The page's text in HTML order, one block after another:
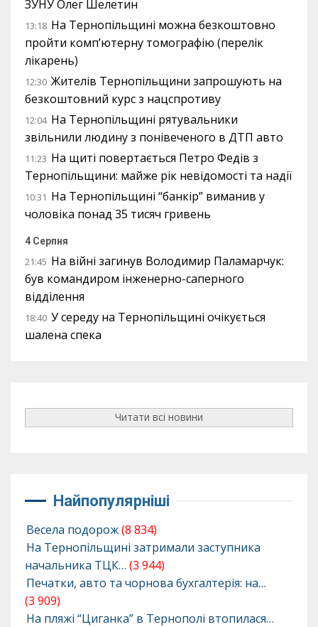
ЗУНУ Олег Шелетин
13:18 На Тернопільщині можна безкоштовно
пройти комп’ютерну томографію (перелік
лікарень)
12:30 Жителів Тернопільщини запрошують на
безкоштовний курс з нацспротиву
12:04 На Тернопільщині рятувальники
звільнили людину з понівеченого в ДТП авто
11:23 На щиті повертається Петро Федів з
Тернопільщини: майже рік невідомості та надії
10:31 На Тернопільщині “банкір” виманив у
чоловіка понад 35 тисяч гривень
4 Серпня
21:45 На війні загинув Володимир Паламарчук:
був командиром інженерно-саперного
відділення
18:40 У середу на Тернопільщині очікується
шалена спека
Читати всі новини
Найпопулярніші
Весела подорож(8 834)
На Тернопільщині затримали заступника
начальника ТЦК… (3 944)
Печатки, авто та чорнова бухгалтерія: на…
(3 909)
На пляжі “Циганка” в Тернополі втопилася…